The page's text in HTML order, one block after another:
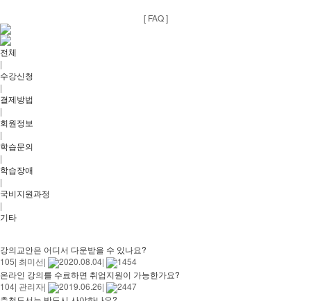
[ FAQ ]
전체
|
수강신청
|
결제방법
|
회원정보
|
학습문의
|
학습장애
|
국비지원과정
|
기타
강의교안은 어디서 다운받을 수 있나요?
105| 최미선| 2020.08.04|
1454
온라인 강의를 수료하면 취업지원이 가능한가요?
104| 관리자| 2019.06.26|
2447